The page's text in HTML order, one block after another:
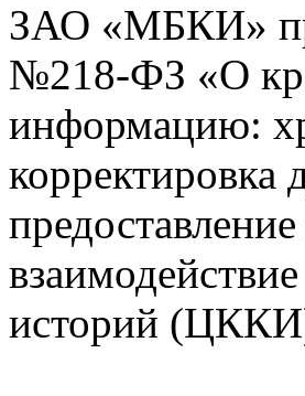
ЗАО «МБКИ»
№218-ФЗ «О
информацию:
корректировка
историй